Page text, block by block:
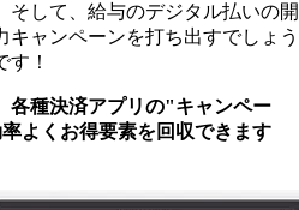
そして、給与のデジタル払いの開
ャンペーンを打ち出すでしょう
！
種決済アプリの"キャンペー
よくお得要素を回収できます